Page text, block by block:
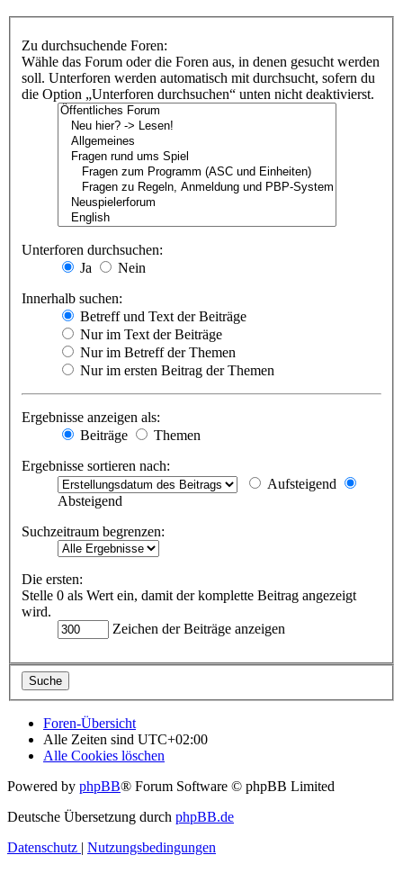
Zu durchsuchende Foren:
Wähle das Forum oder die Foren aus, in denen gesucht werden
soll. Unterforen werden automatisch mit durchsucht, sofern du
die Option „Unterforen durchsuchen“ unten nicht deaktivierst.
Unterforen durchsuchen:
Ja
Nein
Innerhalb suchen:
Betreff und Text der Beiträge
Nur im Text der Beiträge
Nur im Betreff der Themen
Nur im ersten Beitrag der Themen
Ergebnisse anzeigen als:
Beiträge
Themen
Ergebnisse sortieren nach:
Aufsteigend
Absteigend
Suchzeitraum begrenzen:
Die ersten:
Stelle 0 als Wert ein, damit der komplette Beitrag angezeigt
wird.
Zeichen der Beiträge anzeigen
Foren-Übersicht
Alle Zeiten sind UTC+02:00
Alle Cookies löschen
Powered by phpBB® Forum Software © phpBB Limited
Deutsche Übersetzung durch phpBB.de
Datenschutz | Nutzungsbedingungen